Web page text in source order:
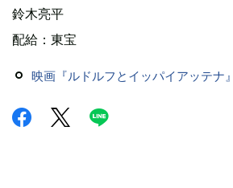
鈴木亮平
配給：東宝
映画『ルドルフとイッパイアッテナ